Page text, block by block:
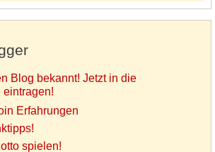
Blog bekannt! Jetzt in die
Erfahrungen
spielen!